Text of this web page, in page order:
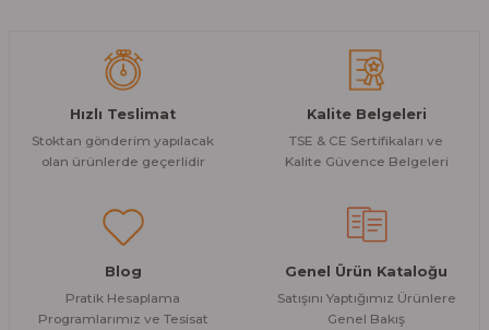
Hızlı Teslimat
Stoktan gönderim yapılacak
olan ürünlerde geçerlidir
Kalite Belgeleri
TSE & CE Sertifikaları ve
Kalite Güvence Belgeleri
Blog
Pratik Hesaplama
Programlarımız ve Tesisat
Genel Ürün Kataloğu
Satışını Yaptığımız Ürünlere
Genel Bakış